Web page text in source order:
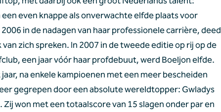
even knappe als onverwachte elfde plaats voor
in de nadagen van haar professionele carrière, deed
zich spreken. In 2007 in de tweede editie op rij op de
een jaar vóór haar profdebuut, werd Boeljon elfde.
na enkele kampioenen met een meer bescheiden
gegrepen door een absolute wereldtopper: Gwladys
won met een totaalscore van 15 slagen onder par en